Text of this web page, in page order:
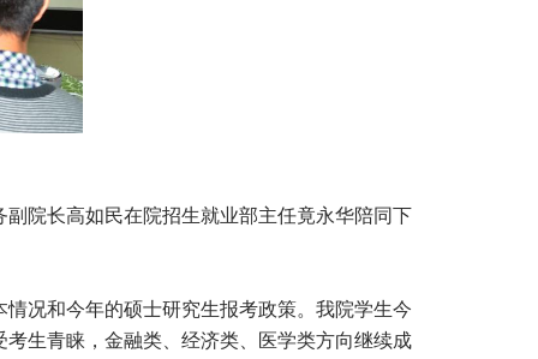
院长高如民在院招生就业部主任竟永华陪同下
况和今年的硕士研究生报考政策。我院学生今
生青睐，金融类、经济类、医学类方向继续成